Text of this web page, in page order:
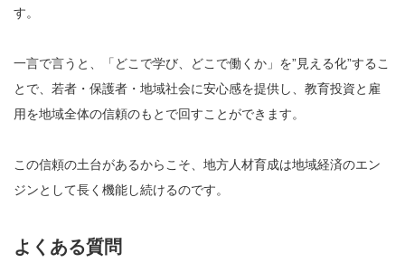
す。
一言で言うと、「どこで学び、どこで働くか」を”見える化”するこ
とで、若者・保護者・地域社会に安心感を提供し、教育投資と雇
用を地域全体の信頼のもとで回すことができます。
この信頼の土台があるからこそ、地方人材育成は地域経済のエン
ジンとして長く機能し続けるのです。
よくある質問